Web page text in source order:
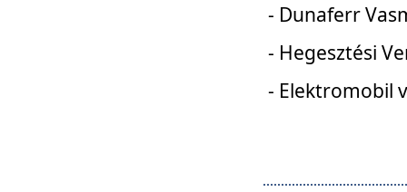
- Dunaferr
- Hegesztési
- Elektromobil